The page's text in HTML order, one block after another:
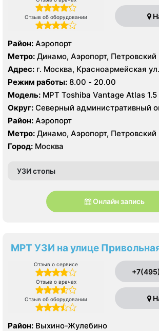
Отзыв об оборудовании
Район: Аэропорт
Метро: Динамо, Аэропорт, Петровский
Адрес: г. Москва, Красноармейская
Режим работы: 8.00 - 20.00
Модель: МРТ Toshiba Vantage Atlas
Aquilion 64 среза, УЗИ
Округ: Северный административный
Район: Аэропорт
Метро: Динамо, Аэропорт, Петровский
Город: Москва
УЗИ стопы
Онлайн запись
МРТ УЗИ на улице
Отзыв о сервисе
Отзыв о врачах
Отзыв об оборудовании
Район: Выхино-Жулебино